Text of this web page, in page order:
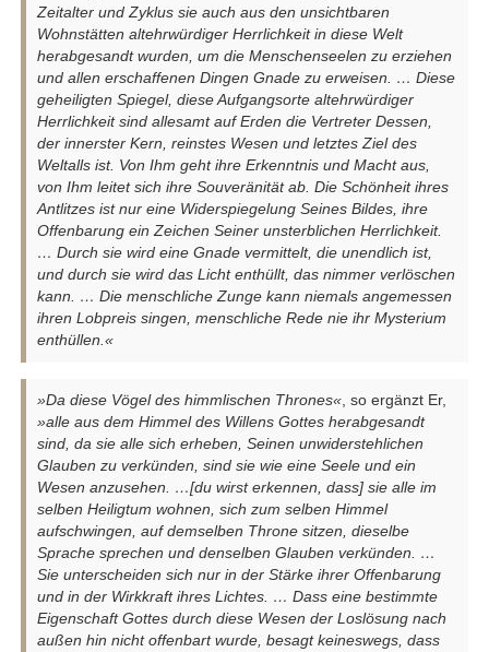
Zeitalter und Zyklus sie auch aus den unsichtbaren
Wohnstätten altehrwürdiger Herrlichkeit in diese Welt
herabgesandt wurden, um die Menschenseelen zu erziehen
und allen erschaffenen Dingen Gnade zu erweisen. … Diese
geheiligten Spiegel, diese Aufgangsorte altehrwürdiger
Herrlichkeit sind allesamt auf Erden die Vertreter Dessen,
der innerster Kern, reinstes Wesen und letztes Ziel des
Weltalls ist. Von Ihm geht ihre Erkenntnis und Macht aus,
von Ihm leitet sich ihre Souveränität ab. Die Schönheit ihres
Antlitzes ist nur eine Widerspiegelung Seines Bildes, ihre
Offenbarung ein Zeichen Seiner unsterblichen Herrlichkeit.
… Durch sie wird eine Gnade vermittelt, die unendlich ist,
und durch sie wird das Licht enthüllt, das nimmer verlöschen
kann. … Die menschliche Zunge kann niemals angemessen
ihren Lobpreis singen, menschliche Rede nie ihr Mysterium
enthüllen.«
»Da diese Vögel des himmlischen Thrones« , so ergänzt Er,
»alle aus dem Himmel des Willens Gottes herabgesandt
sind, da sie alle sich erheben, Seinen unwiderstehlichen
Glauben zu verkünden, sind sie wie eine Seele und ein
Wesen anzusehen. …[du wirst erkennen, dass] sie alle im
selben Heiligtum wohnen, sich zum selben Himmel
aufschwingen, auf demselben Throne sitzen, dieselbe
Sprache sprechen und denselben Glauben verkünden. …
Sie unterscheiden sich nur in der Stärke ihrer Offenbarung
und in der Wirkkraft ihres Lichtes. … Dass eine bestimmte
Eigenschaft Gottes durch diese Wesen der Loslösung nach
außen hin nicht offenbart wurde, besagt keineswegs, dass